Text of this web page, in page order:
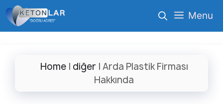
İçeriğe
atla
Menu
Home| diğer | Arda Plastik Firması
Hakkında